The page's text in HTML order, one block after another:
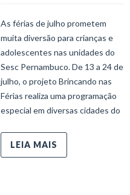
As férias de julho prometem
muita diversão para crianças e
adolescentes nas unidades do
Sesc Pernambuco. De 13 a 24 de
julho, o projeto Brincando nas
Férias realiza uma programação
especial em diversas cidades do
LEIA MAIS